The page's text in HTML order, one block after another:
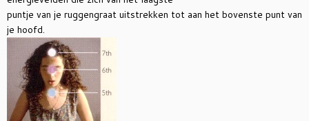
puntje van je ruggengraat uitstrekken tot aan het bovenste punt van
je hoofd.